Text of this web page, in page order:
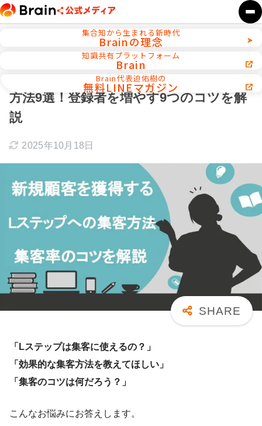
集合知から生まれる新時代
Brainの理念
知識共有プラットフォーム
Brain
Brain代表迫佑樹の
無料LINEマガジン
セールス・クロージング術
新規顧客を獲得するLステップへの集客
方法9選！登録者を増やす9つのコツを解
説
2025年10月18日
「Lステップは集客に使えるの？」
「効果的な集客方法を教えてほしい」
「集客のコツは何だろう？」
こんなお悩みにお答えします。